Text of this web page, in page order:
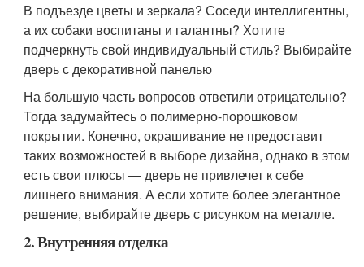
В подъезде цветы и зеркала? Соседи интеллигентны,
а их собаки воспитаны и галантны? Хотите
подчеркнуть свой индивидуальный стиль? Выбирайте
дверь с декоративной панелью
На большую часть вопросов ответили отрицательно?
Тогда задумайтесь о полимерно-порошковом
покрытии. Конечно, окрашивание не предоставит
таких возможностей в выборе дизайна, однако в этом
есть свои плюсы — дверь не привлечет к себе
лишнего внимания. А если хотите более элегантное
решение, выбирайте дверь с рисунком на металле.
2. Внутренняя отделка